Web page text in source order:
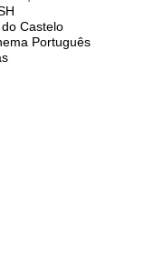
Castelo
Português